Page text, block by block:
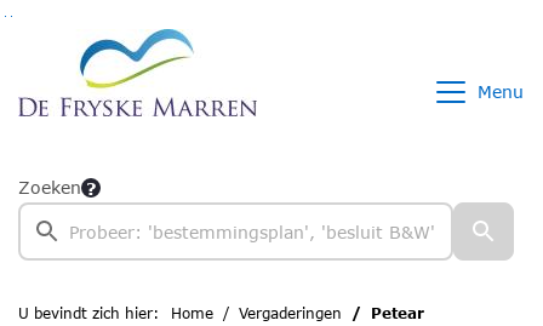
Ga naar de inhoud van deze pagina
Menu
Zoeken
U bevindt zich hier: Home Vergaderingen Petear